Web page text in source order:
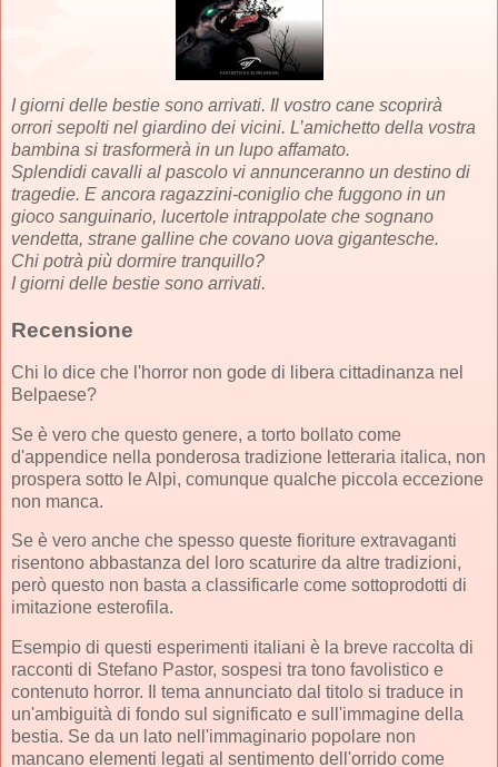
I giorni delle bestie sono arrivati. Il vostro cane scoprirà
orrori sepolti nel giardino dei vicini. L’amichetto della vostra
bambina si trasformerà in un lupo affamato.
Splendidi cavalli al pascolo vi annunceranno un destino di
tragedie. E ancora ragazzini-coniglio che fuggono in un
gioco sanguinario, lucertole intrappolate che sognano
vendetta, strane galline che covano uova gigantesche.
Chi potrà più dormire tranquillo?
I giorni delle bestie sono arrivati.
Recensione
Chi lo dice che l'horror non gode di libera cittadinanza nel
Belpaese?
Se è vero che questo genere, a torto bollato come
d'appendice nella ponderosa tradizione letteraria italica, non
prospera sotto le Alpi, comunque qualche piccola eccezione
non manca.
Se è vero anche che spesso queste fioriture extravaganti
risentono abbastanza del loro scaturire da altre tradizioni,
però questo non basta a classificarle come sottoprodotti di
imitazione esterofila.
Esempio di questi esperimenti italiani è la breve raccolta di
racconti di Stefano Pastor, sospesi tra tono favolistico e
contenuto horror. Il tema annunciato dal titolo si traduce in
un'ambiguità di fondo sul significato e sull'immagine della
bestia. Se da un lato nell'immaginario popolare non
mancano elementi legati al sentimento dell'orrido come